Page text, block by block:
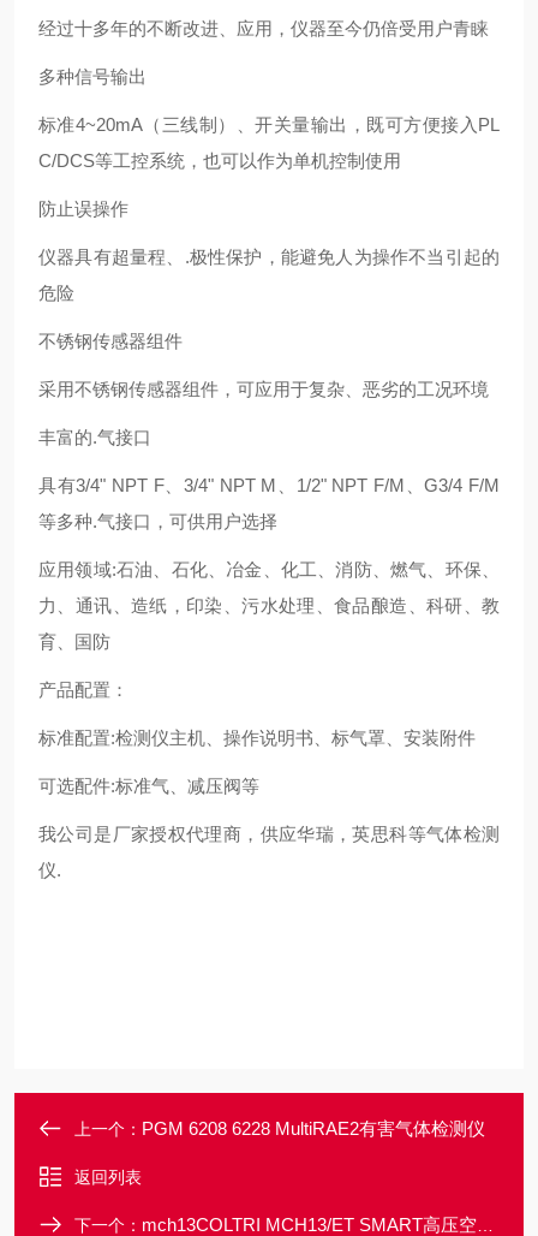
经过十多年的不断改进、应用，仪器至今仍倍受用户青睐
多种信号输出
标准4~20mA（三线制）、开关量输出，既可方便接入PL
C/DCS等工控系统，也可以作为单机控制使用
防止误操作
仪器具有超量程、.极性保护，能避免人为操作不当引起的
危险
不锈钢传感器组件
采用不锈钢传感器组件，可应用于复杂、恶劣的工况环境
丰富的.气接口
具有3/4" NPT F、3/4" NPT M、1/2" NPT F/M、G3/4 F/M
等多种.气接口，可供用户选择
应用领域:石油、石化、冶金、化工、消防、燃气、环保、
力、通讯、造纸，印染、污水处理、食品酿造、科研、教
育、国防
产品配置：
标准配置:检测仪主机、操作说明书、标气罩、安装附件
可选配件:标准气、减压阀等
我公司是厂家授权代理商，供应华瑞，英思科等气体检测
仪.
上一个： PGM 6208 6228 MultiRAE2有害气体检测仪
返回列表
下一个： mch13COLTRI MCH13/ET SMART高压空气压缩机